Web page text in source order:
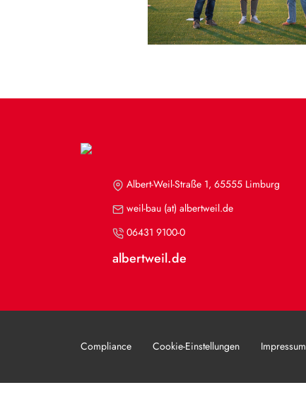
Albert-Weil-Straße 1, 65555 Limburg
weil-bau (at) albertweil.de
06431 9100-0
albertweil.de
Compliance Cookie-Einstellungen Impressum